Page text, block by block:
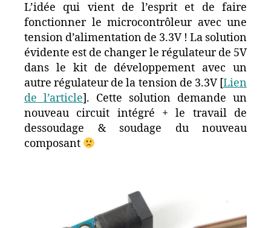
L’idée qui vient de l’esprit et de faire
fonctionner le microcontrôleur avec une
tension d’alimentation de 3.3V ! La solution
évidente est de changer le régulateur de 5V
dans le kit de développement avec un
autre régulateur de la tension de 3.3V [Lien
de l’article]. Cette solution demande un
nouveau circuit intégré + le travail de
dessoudage & soudage du nouveau
composant